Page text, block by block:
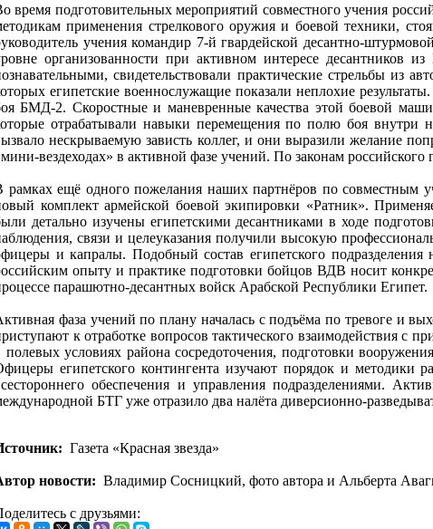
время подготовительных мероприятий совместного учения
применения стрелкового оружия и боевой техники,
учения командир 7-й гвардейской десантно-
организованности при активном интересе
свидетельствовали практические стрельбы из
египетские военнослужащие показали неплохие
БМД-2. Скоростные и маневренные качества этой боевой
отрабатывали навыки перемещения по полю боя внутри
нескрываемую зависть коллег, и они выразили желание
вездеходах» в активной фазе учений. По законам
рамках ещё одного пожелания наших партнёров по совместным
комплект армейской боевой экипировки «Ратник».
детально изучены египетскими десантниками в ходе
связи и целеуказания получили высокую
и капралы. Подобный состав египетского
опыту и практике подготовки бойцов ВДВ носит
парашютно-десантных войск Арабской Республики Египет.
фаза учений по плану началась с подъёма по тревоге и
к отработке вопросов тактического взаимодействия с
полевых условиях района сосредоточения, подготовки
египетского контингента изучают порядок и методики
обеспечения и управления подразделениями.
БТГ уже отразило два налёта диверсионно-
Газета «Красная звезда»
новости: Владимир Сосницкий, фото автора и Альберта
с друзьями: